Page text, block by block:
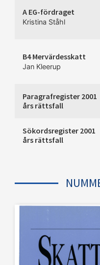
A EG-fördraget
Kristina Ståhl
B4 Mervärdesskatt
Jan Kleerup
Paragrafregister 2001
års rättsfall
Sökordsregister 2001
års rättsfall